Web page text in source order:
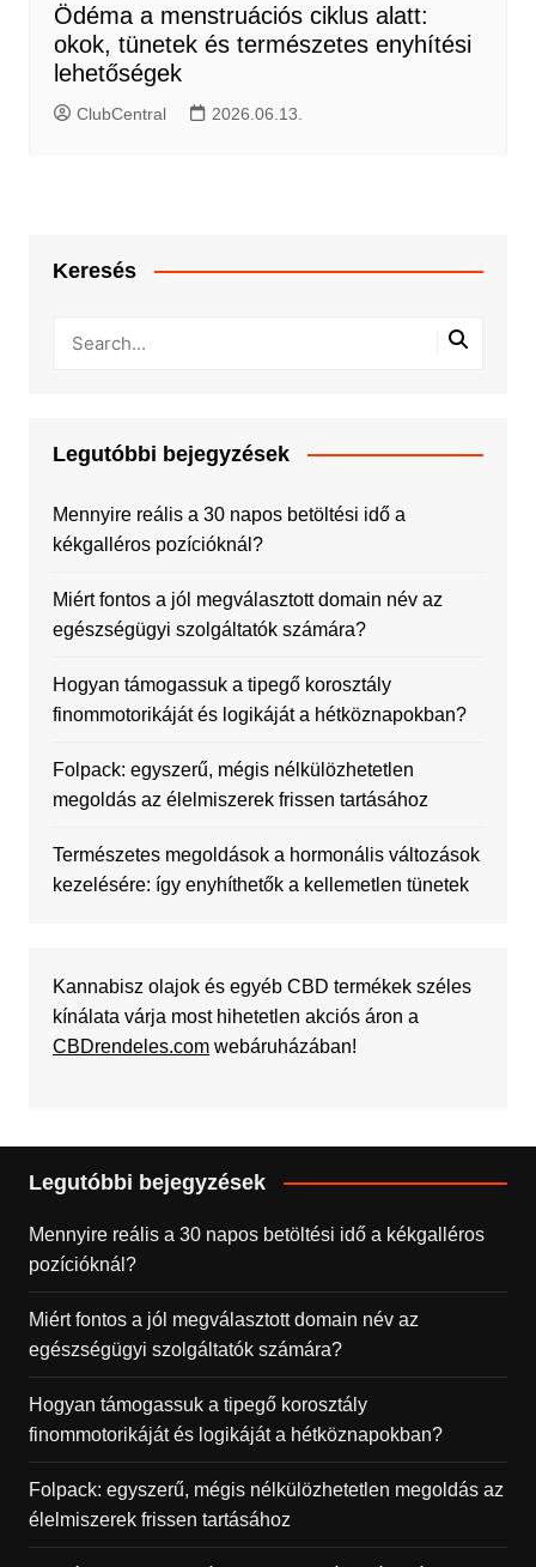
Ödéma a menstruációs ciklus alatt:
okok, tünetek és természetes enyhítési
lehetőségek
ClubCentral 2026.06.13.
Keresés
Legutóbbi bejegyzések
Mennyire reális a 30 napos betöltési idő a
kékgalléros pozícióknál?
Miért fontos a jól megválasztott domain név az
egészségügyi szolgáltatók számára?
Hogyan támogassuk a tipegő korosztály
finommotorikáját és logikáját a hétköznapokban?
Folpack: egyszerű, mégis nélkülözhetetlen
megoldás az élelmiszerek frissen tartásához
Természetes megoldások a hormonális változások
kezelésére: így enyhíthetők a kellemetlen tünetek
Kannabisz olajok és egyéb CBD termékek széles
kínálata várja most hihetetlen akciós áron a
CBDrendeles.comwebáruházában!
Legutóbbi bejegyzések
Mennyire reális a 30 napos betöltési idő a kékgalléros
pozícióknál?
Miért fontos a jól megválasztott domain név az
egészségügyi szolgáltatók számára?
Hogyan támogassuk a tipegő korosztály
finommotorikáját és logikáját a hétköznapokban?
Folpack: egyszerű, mégis nélkülözhetetlen megoldás az
élelmiszerek frissen tartásához